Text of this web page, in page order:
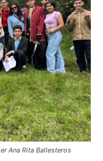
Ana Rita Ballesteros